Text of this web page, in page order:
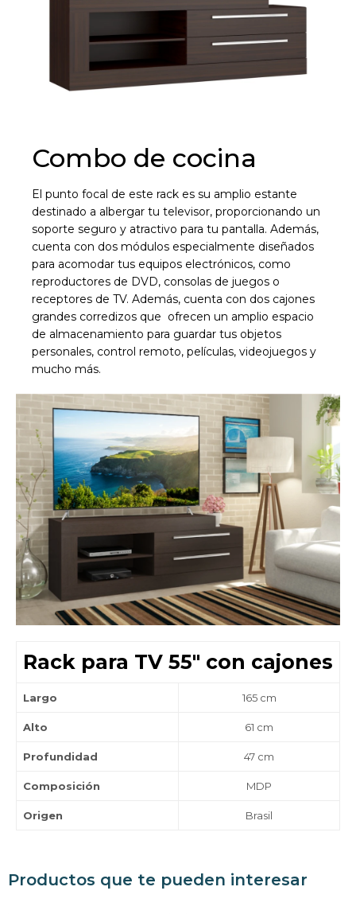
Combo de cocina
El punto focal de este rack es su amplio estante
destinado a albergar tu televisor, proporcionando un
soporte seguro y atractivo para tu pantalla. Además,
cuenta con dos módulos especialmente diseñados
para acomodar tus equipos electrónicos, como
reproductores de DVD, consolas de juegos o
receptores de TV. Además, cuenta con dos cajones
grandes corredizos que ofrecen un amplio espacio
de almacenamiento para guardar tus objetos
personales, control remoto, películas, videojuegos y
mucho más.
Rack para TV 55" con cajones
Largo 165 cm
Alto 61 cm
Profundidad 47 cm
Composición MDP
Origen Brasil
Productos que te pueden interesar
Comprá ahora y Pagá
Después, hasta en 12
cuotas y sin tocar tu
tarjeta de crédito
12 cuotas * ¡Solo con tu cédula!
Verifica si estás calificado para comprar con
Pago Después:
Cédula de identidad
Celular
Fecha de nacimiento
Día Mes Año
Continuar
Estás calificado para comprar usando Pago
Después.
¡Tenés hasta
para comprar en las cuotas que
prefieras!
Elegí tus productos preferidos
Elegí Pago Después como metodo de pago
* sujeto a aprobación crediticia. El monto disponible
puede variar por comercio
Ups!
Parece que no tenes oferta, lamentamos
el inconveniente, por cualquier duda
contactanos en
preguntas@pagodespues.com.uy
¡Algo salió mal!
Por favor intenta nuevamente mas tarde.